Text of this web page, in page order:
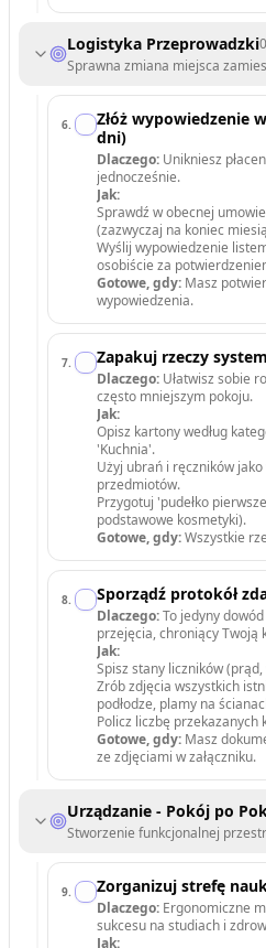
Logistyka Przeprowadzki0
Sprawna zmiana miejsca
6.
Złóż wypowiedzenie
dni)
Dlaczego: Unikniesz
jednocześnie.
Jak:
Sprawdź w obecnej
(zazwyczaj na koniec
Wyślij wypowiedzenie
osobiście za
Gotowe, gdy: Masz
wypowiedzenia.
7. Zapakuj rzeczy
Dlaczego: Ułatwisz sobie
często mniejszym pokoju.
Jak:
Opisz kartony według
'Kuchnia'.
Użyj ubrań i ręczników
przedmiotów.
Przygotuj 'pudełko
podstawowe kosmetyki).
Gotowe, gdy:Wszystkie
8. Sporządź protokół
Dlaczego:To jedyny
przejęcia, chroniący Twoją
Jak:
Spisz stany liczników
Zrób zdjęcia wszystkich
podłodze, plamy na
Policz liczbę przekazanych
Gotowe, gdy: Masz
ze zdjęciami w załączniku.
Urządzanie - Pokój po
Stworzenie funkcjonalnej
9. Zorganizuj strefę
Dlaczego: Ergonomiczne
sukcesu na studiach i
Jak: